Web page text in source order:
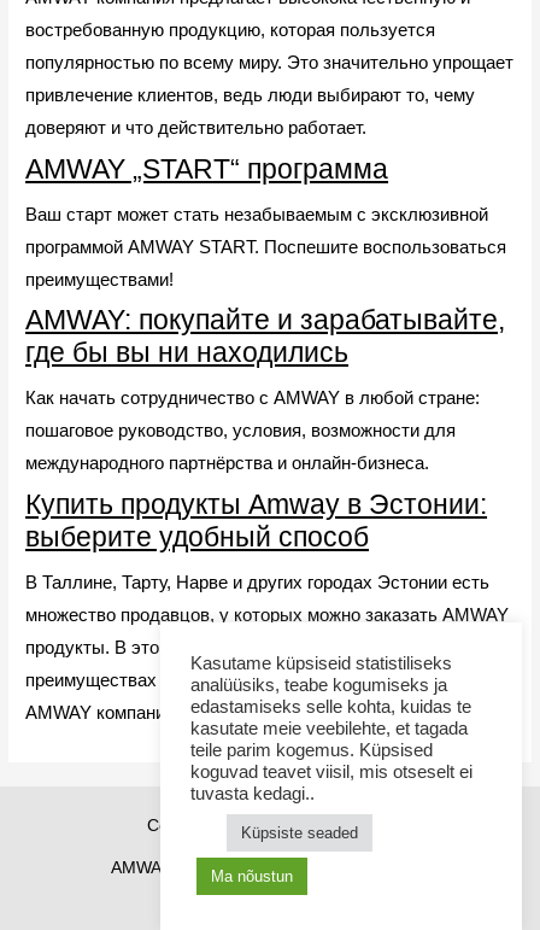
востребованную продукцию, которая пользуется
популярностью по всему миру. Это значительно упрощает
привлечение клиентов, ведь люди выбирают то, чему
доверяют и что действительно работает.
AMWAY „START“ программа
Ваш старт может стать незабываемым с эксклюзивной
программой AMWAY START. Поспешите воспользоваться
преимуществами!
AMWAY: покупайте и зарабатывайте,
где бы вы ни находились
Как начать сотрудничество с AMWAY в любой стране:
пошаговое руководство, условия, возможности для
международного партнёрства и онлайн-бизнеса.
Купить продукты Amway в Эстонии:
выберите удобный способ
В Таллине, Тарту, Нарве и других городах Эстонии есть
множество продавцов, у которых можно заказать AMWAY
продукты. В этой статье мы расскажем вам о
преимуществах онлайн-покупок на официальном сайте
AMWAY компании.
Copyright © 2026 Sponsor21.ee
AMWAY Эстония
Как купить AMWAY
Kasutame küpsiseid statistiliseks
analüüsiks, teabe kogumiseks ja
edastamiseks selle kohta, kuidas te
kasutate meie veebilehte, et tagada
teile parim kogemus. Küpsised
koguvad teavet viisil, mis otseselt ei
tuvasta kedagi..
Küpsiste seaded
Ma nõustun